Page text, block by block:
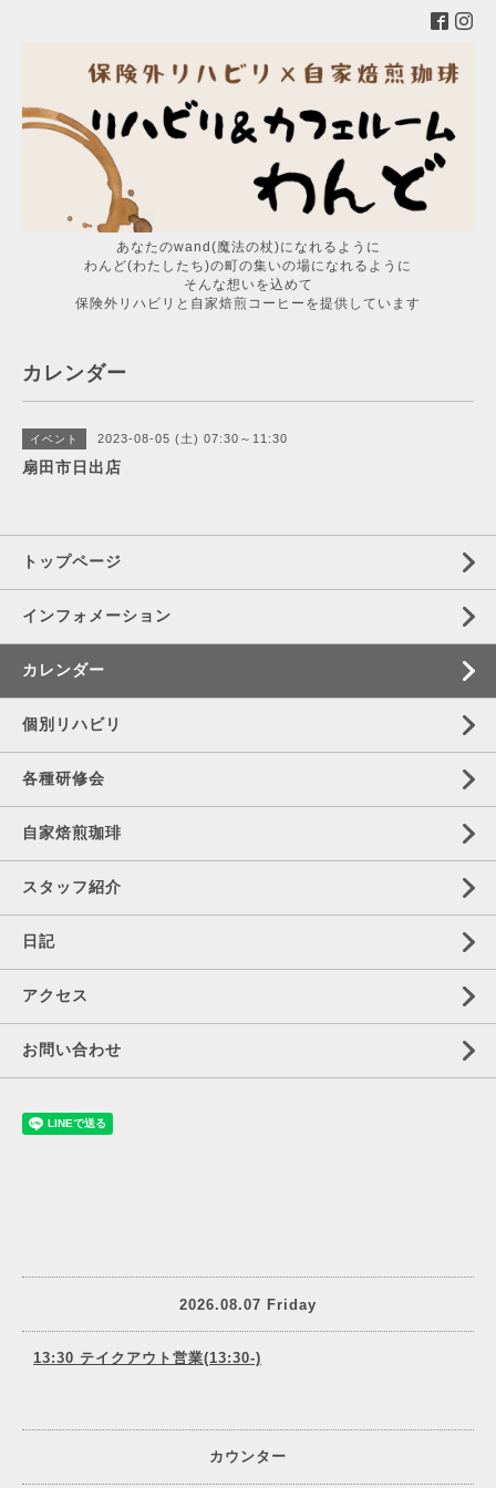
あなたのwand(魔法の杖)になれるように
わんど(わたしたち)の町の集いの場になれるように
そんな想いを込めて
保険外リハビリと自家焙煎コーヒーを提供しています
カレンダー
イベント 2023-08-05 (土) 07:30～11:30
扇田市日出店
トップページ
インフォメーション
カレンダー
個別リハビリ
各種研修会
自家焙煎珈琲
スタッフ紹介
日記
アクセス
お問い合わせ
2026.08.07 Friday
13:30 テイクアウト営業(13:30-)
カウンター